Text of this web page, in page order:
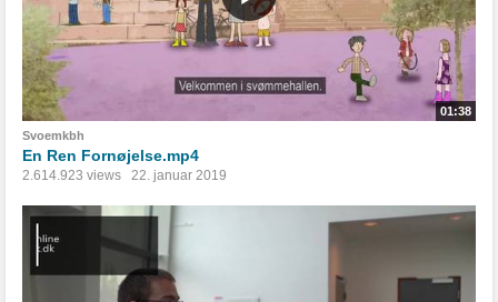
01:38
Svoemkbh
En Ren Fornøjelse.mp4
2.614.923 views 22. januar 2019